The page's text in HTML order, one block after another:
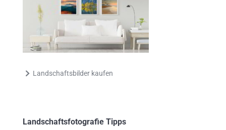
Landschaftsbilder kaufen
Landschaftsfotografie Tipps